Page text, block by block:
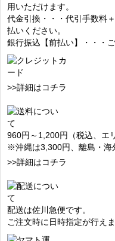
用いただけます。
代金引換・・・代引手数料
払いください。
銀行振込【前払い】・・・
>>詳細はコチラ
960円～1,200円（税込、エ
※沖縄は3,300円、離島・海
>>詳細はコチラ
配送は佐川急便です。
ご注文時に日時指定が行え